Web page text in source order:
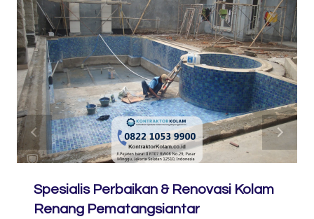
Spesialis Perbaikan & Renovasi Kolam
Renang Pematangsiantar